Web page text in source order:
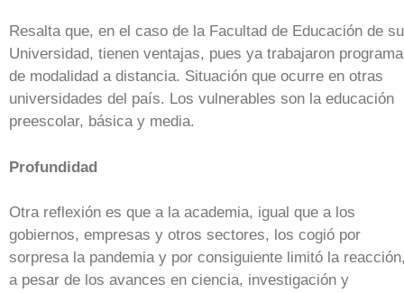
Resalta que, en el caso de la Facultad de Educación de su
Universidad, tienen ventajas, pues ya trabajaron
de modalidad a distancia. Situación que ocurre en otras
universidades del país. Los vulnerables son la educación
preescolar, básica y media.
Profundidad
Otra reflexión es que a la academia, igual que a los
gobiernos, empresas y otros sectores, los cogió por
sorpresa la pandemia y por consiguiente limitó la
a pesar de los avances en ciencia, investigación y